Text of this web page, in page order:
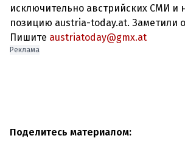
исключительно австрийских СМИ и
позицию austria-today.at. Заметили
Пишите austriatoday@gmx.at
Реклама
Поделитесь материалом: